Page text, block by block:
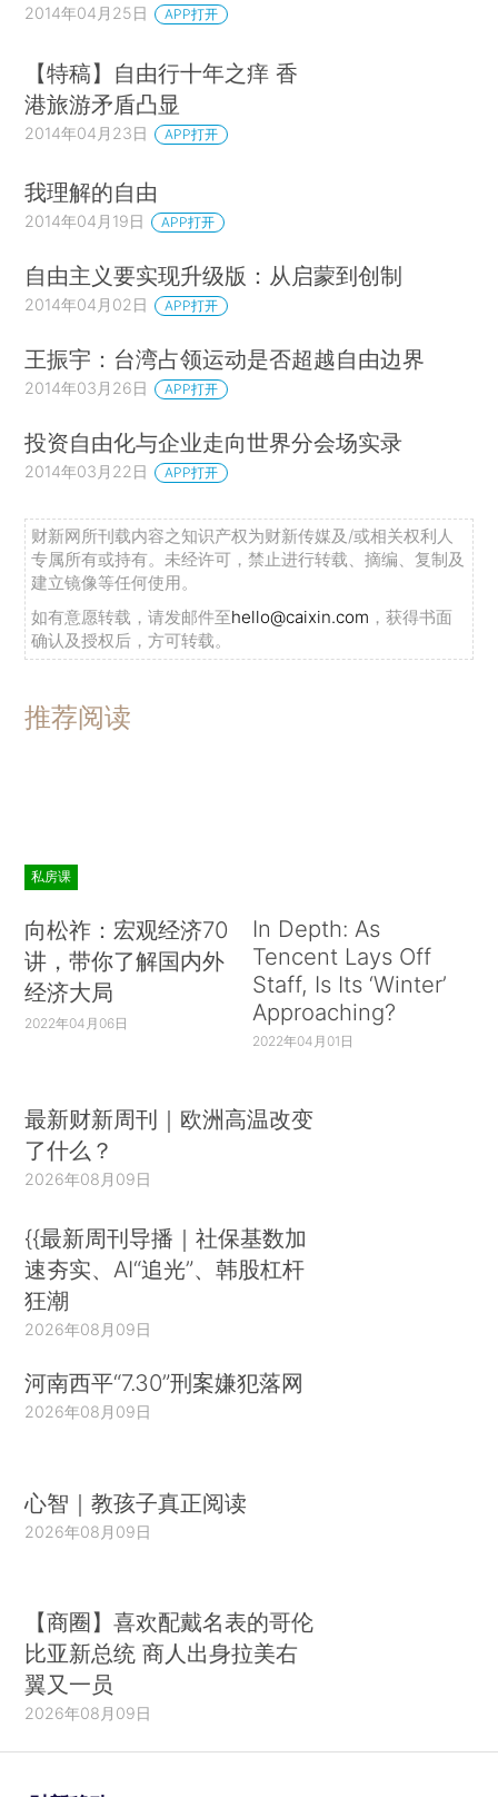
2014年04月25日 APP打开
【特稿】自由行十年之痒 香
港旅游矛盾凸显
2014年04月23日 APP打开
我理解的自由
2014年04月19日 APP打开
自由主义要实现升级版：从启蒙到创制
2014年04月02日 APP打开
王振宇：台湾占领运动是否超越自由边界
2014年03月26日 APP打开
投资自由化与企业走向世界分会场实录
2014年03月22日 APP打开
财新网所刊载内容之知识产权为财新传媒及/或相关权利人
专属所有或持有。未经许可，禁止进行转载、摘编、复制及
建立镜像等任何使用。
如有意愿转载，请发邮件至hello@caixin.com ，获得书面
确认及授权后，方可转载。
推荐阅读
私房课
向松祚：宏观经济70
讲，带你了解国内外
经济大局
2022年04月06日
In Depth: As
Tencent Lays Off
Staff, Is Its ‘Winter’
Approaching?
2022年04月01日
最新财新周刊｜欧洲高温改变
了什么？
2026年08月09日
{{最新周刊导播｜社保基数加
速夯实、AI“追光”、韩股杠杆
狂潮
2026年08月09日
河南西平“7.30”刑案嫌犯落网
2026年08月09日
心智｜教孩子真正阅读
2026年08月09日
【商圈】喜欢配戴名表的哥伦
比亚新总统 商人出身拉美右
翼又一员
2026年08月09日